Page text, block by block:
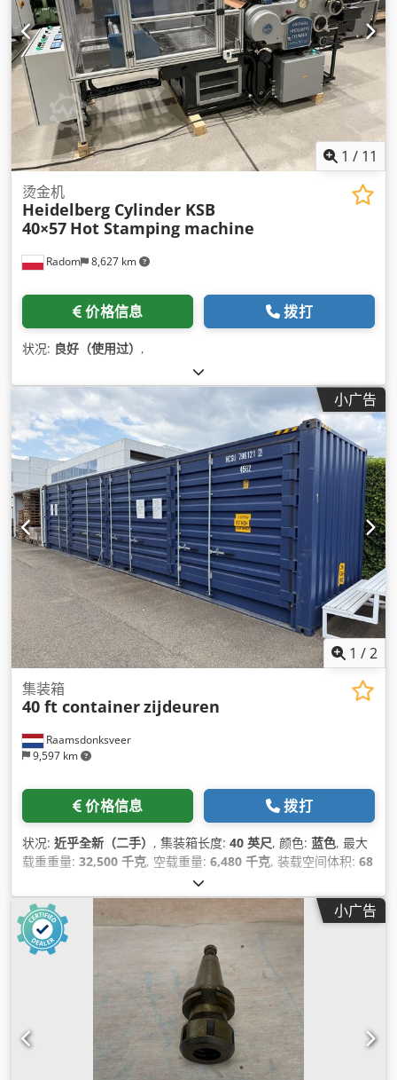
1 / 11
Radom 8,627 km
烫金机
Heidelberg Cylinder KSB
40×57 Hot Stamping machine
价格信息 拨打
状况: 良好（使用过） ,
小广告
1 /2
Raamsdonksveer
9,597 km
集装箱
40 ft containerzijdeuren
价格信息 拨打
状况: 近乎全新（二手） , 集装箱长度: 40 英尺, 颜色: 蓝色, 最大
载重重量: 32,500 千克, 空载重量: 6,480 千克, 装载空间体积: 68
小广告